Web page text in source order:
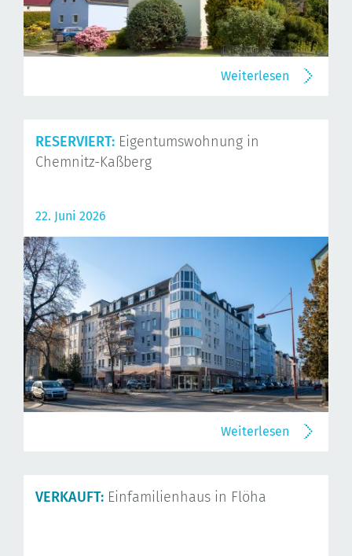
Weiterlesen
RESERVIERT: Eigentumswohnung in
Chemnitz-Kaßberg
22. Juni 2026
Weiterlesen
VERKAUFT: Einfamilienhaus in Flöha